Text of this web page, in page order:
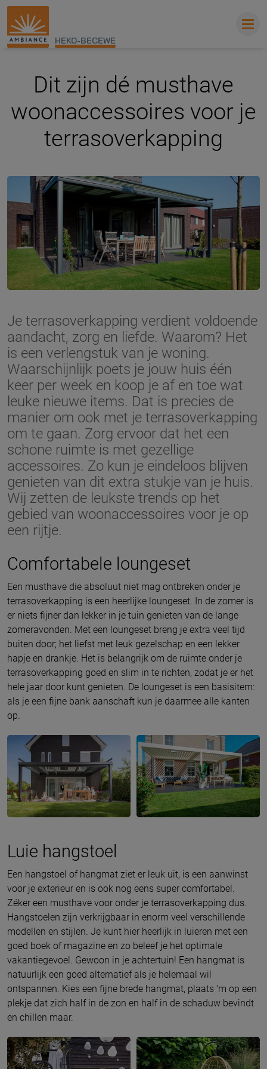
HEKO-BECEWE
Dit zijn dé musthave
woonaccessoires voor je
terrasoverkapping
Je terrasoverkapping verdient voldoende
aandacht, zorg en liefde. Waarom? Het
is een verlengstuk van je woning.
Waarschijnlijk poets je jouw huis één
keer per week en koop je af en toe wat
leuke nieuwe items. Dat is precies de
manier om ook met je terrasoverkapping
om te gaan. Zorg ervoor dat het een
schone ruimte is met gezellige
accessoires. Zo kun je eindeloos blijven
genieten van dit extra stukje van je huis.
Wij zetten de leukste trends op het
gebied van woonaccessoires voor je op
een rijtje.
Comfortabele loungeset
Een musthave die absoluut niet mag ontbreken onder je
terrasoverkapping is een heerlijke loungeset. In de zomer is
er niets fijner dan lekker in je tuin genieten van de lange
zomeravonden. Met een loungeset breng je extra veel tijd
buiten door; het liefst met leuk gezelschap en een lekker
hapje en drankje. Het is belangrijk om de ruimte onder je
terrasoverkapping goed en slim in te richten, zodat je er het
hele jaar door kunt genieten. De loungeset is een basisitem:
als je een fijne bank aanschaft kun je daarmee alle kanten
op.
Luie hangstoel
Een hangstoel of hangmat ziet er leuk uit, is een aanwinst
voor je exterieur en is ook nog eens super comfortabel.
Zéker een musthave voor onder je terrasoverkapping dus.
Hangstoelen zijn verkrijgbaar in enorm veel verschillende
modellen en stijlen. Je kunt hier heerlijk in luieren met een
goed boek of magazine en zo beleef je het optimale
vakantiegevoel. Gewoon in je achtertuin! Een hangmat is
natuurlijk een goed alternatief als je helemaal wil
ontspannen. Kies een fijne brede hangmat, plaats ‘m op een
plekje dat zich half in de zon en half in de schaduw bevindt
en chillen maar.